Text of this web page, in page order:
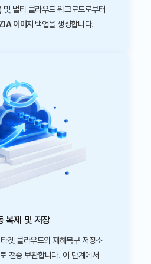
멀티 클라우드 워크로드로부터
이미지 백업을 생성합니다.
복제 및 저장
겟 클라우드의 재해복구 저장소
송 보관합니다. 이 단계에서